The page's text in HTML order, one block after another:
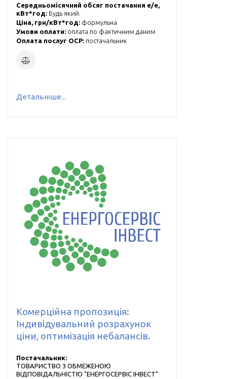
Середньомісячний обсяг постачання е/е,
кВт*год: Будь який.
Ціна, грн/кВт*год: формульна
Умови оплати: оплата по фактичним даним
Оплата послуг ОСР: постачальник
Детальніше...
Комерційна пропозиція:
Індивідувальний розрахунок
ціни, оптимізація небалансів.
Постачальник:
ТОВАРИСТВО З ОБМЕЖЕНОЮ
ВІДПОВІДАЛЬНІСТЮ "ЕНЕРГОСЕРВІС ІНВЕСТ"